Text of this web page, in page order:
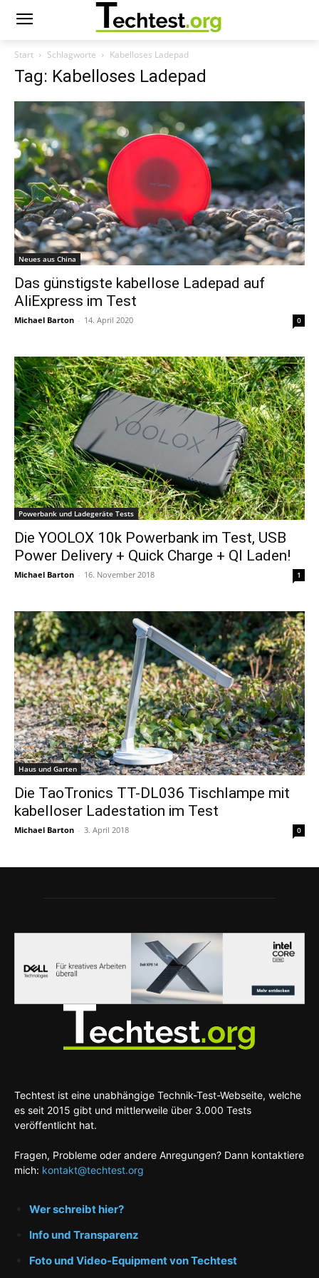
Start Schlagworte Kabelloses Ladepad
Tag: Kabelloses Ladepad
Neues aus China
Das günstigste kabellose Ladepad auf
AliExpress im Test
Michael Barton - 14. April 2020 0
Powerbank und Ladegeräte Tests
Die YOOLOX 10k Powerbank im Test, USB
Power Delivery + Quick Charge + QI Laden!
Michael Barton - 16. November 2018 1
Haus und Garten
Die TaoTronics TT-DL036 Tischlampe mit
kabelloser Ladestation im Test
Michael Barton - 3. April 2018 0
Techtest ist eine unabhängige Technik-Test-Webseite, welche
es seit 2015 gibt und mittlerweile über 3.000 Tests
veröffentlicht hat.
Fragen, Probleme oder andere Anregungen? Dann kontaktiere
mich: kontakt@techtest.org
Wer schreibt hier?
Info und Transparenz
Foto und Video-Equipment von Techtest